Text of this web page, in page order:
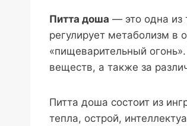
Питта доша — это одна из
регулирует метаболизм в
«пищеварительный
веществ, а также за
Питта доша состоит из
тепла, острой,